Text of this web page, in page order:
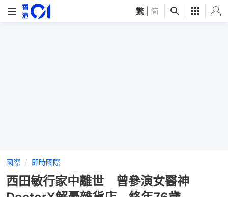
繁 简
國際 即時國際
西田敏行家中離世 曾參演女醫神